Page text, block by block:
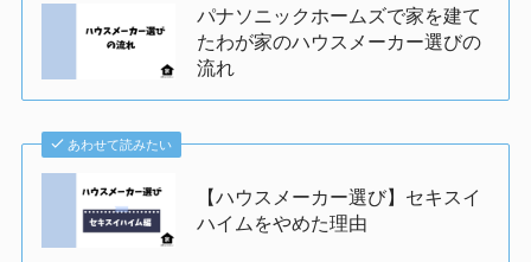
パナソニックホームズで家を建て
たわが家のハウスメーカー選びの
流れ
あわせて読みたい
【ハウスメーカー選び】セキスイ
ハイムをやめた理由